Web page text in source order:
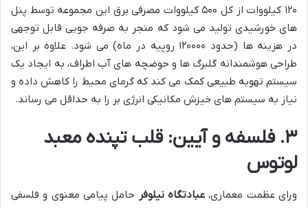
۱۲۰ کیلووات از کل ۵۰۰ کیلووات مصرفی برق این مجموعه توسط پنل
های خورشیدی تولید می شود که منجر به صرفه جویی قابل توجهی
در هزینه ها (حدود ۱۲۰۰۰۰ روپیه در ماه) می شود. علاوه بر این،
طراحی هوشمندانه گلبرگ ها و حوضچه های آب اطراف، به ایجاد یک
سیستم تهویه طبیعی کمک می کند که گرمای محیط را کاهش داده و
نیاز به سیستم های خیزش مکانیکی انرژی بر را به حداقل می رساند.
۳. فلسفه و آیین: قلب تپنده معبد
لوتوس
ورای عظمت معماری، عبادتگاه نیلوفر حامل پیامی معنوی و فلسفی